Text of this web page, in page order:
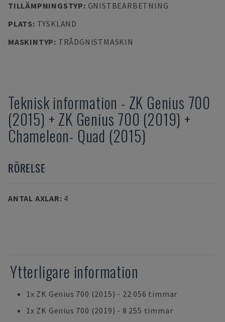
TILLÄMPNINGSTYP: GNISTBEARBETNING
PLATS: TYSKLAND
MASKINTYP: TRÅDGNISTMASKIN
Teknisk information - ZK Genius 700
(2015) + ZK Genius 700 (2019) +
Chameleon- Quad (2015)
RÖRELSE
ANTAL AXLAR: 4
Ytterligare information
1x ZK Genius 700 (2015) - 22 056 timmar
1x ZK Genius 700 (2019) - 8 255 timmar